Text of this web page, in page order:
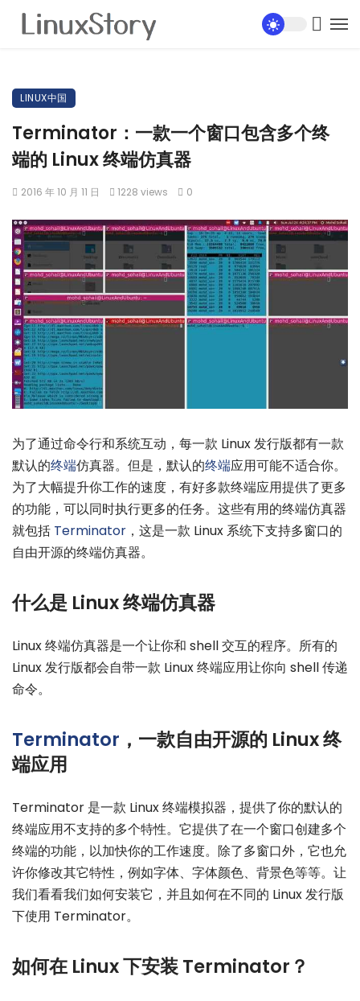
LINUX中国
Terminator：一款一个窗口包含多个终
端的 Linux 终端仿真器
2016 年 10 月 11 日 1228 views 0
为了通过命令行和系统互动，每一款 Linux 发行版都有一款
默认的终端仿真器。但是，默认的终端应用可能不适合你。
为了大幅提升你工作的速度，有好多款终端应用提供了更多
的功能，可以同时执行更多的任务。这些有用的终端仿真器
就包括 Terminator ，这是一款 Linux 系统下支持多窗口的
自由开源的终端仿真器。
什么是 Linux 终端仿真器
Linux 终端仿真器是一个让你和 shell 交互的程序。所有的
Linux 发行版都会自带一款 Linux 终端应用让你向 shell 传递
命令。
Terminator ，一款自由开源的 Linux 终
端应用
Terminator 是一款 Linux 终端模拟器，提供了你的默认的
终端应用不支持的多个特性。它提供了在一个窗口创建多个
终端的功能，以加快你的工作速度。除了多窗口外，它也允
许你修改其它特性，例如字体、字体颜色、背景色等等。让
我们看看我们如何安装它，并且如何在不同的 Linux 发行版
下使用 Terminator。
如何在 Linux 下安装 Terminator？